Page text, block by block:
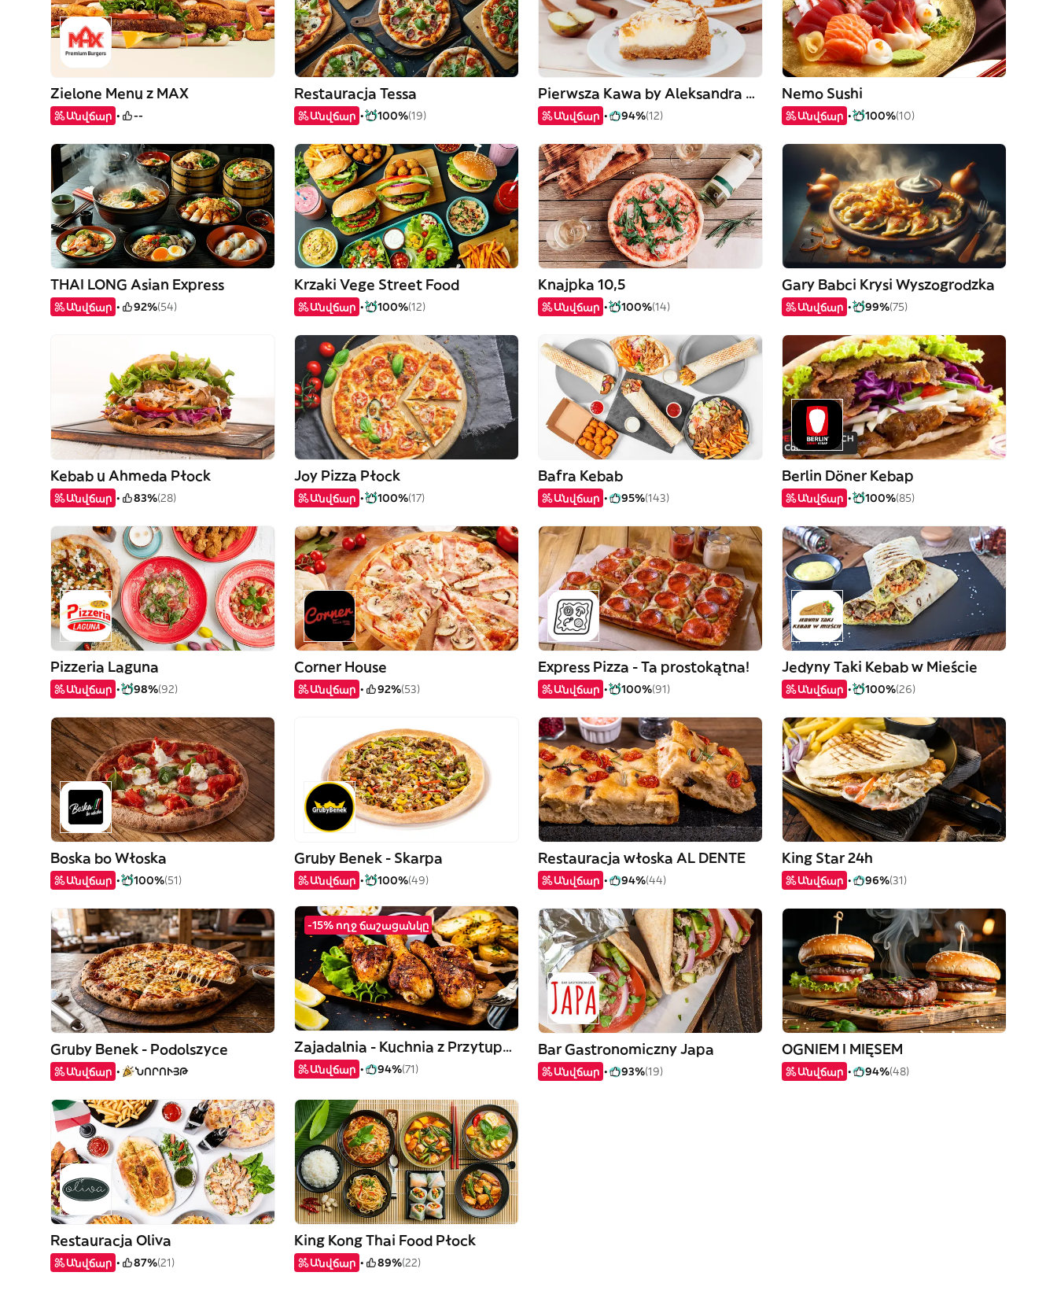
Zielone Menu z MAX
Անվճար --
Restauracja Tessa
Անվճար 100%(19)
Pierwsza Kawa by Aleksandra Piegat
Անվճար 94%(12)
Nemo Sushi
Անվճար 100%(10)
THAI LONG Asian Express
Անվճար 92%(54)
Krzaki Vege Street Food
Անվճար 100%(12)
Knajpka 10,5
Անվճար 100%(14)
Gary Babci Krysi Wyszogrodzka
Անվճար 99%(75)
Kebab u Ahmeda Płock
Անվճար 83%(28)
Joy Pizza Płock
Անվճար 100%(17)
Bafra Kebab
Անվճար 95%(143)
Berlin Döner Kebap
Անվճար 100%(85)
Pizzeria Laguna
Անվճար 98%(92)
Corner House
Անվճար 92%(53)
Express Pizza - Ta prostokątna!
Անվճար 100%(91)
Jedyny Taki Kebab w Mieście
Անվճար 100%(26)
Boska bo Włoska
Անվճար 100%(51)
Gruby Benek - Skarpa
Անվճար 100%(49)
Restauracja włoska AL DENTE
Անվճար 94%(44)
King Star 24h
Անվճար 96%(31)
Gruby Benek - Podolszyce
Անվճար ՆՈՐՈՒՅԹ
-15% ողջ ճաշացանկը
Zajadalnia - Kuchnia z Przytupem
Անվճար 94%(71)
Bar Gastronomiczny Japa
Անվճար 93%(19)
OGNIEM I MIĘSEM
Անվճար 94%(48)
Restauracja Oliva
Անվճար 87%(21)
King Kong Thai Food Płock
Անվճար 89%(22)